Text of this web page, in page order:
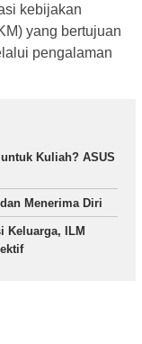
kebijakan
yang bertujuan
pengalaman
Kuliah? ASUS
Menerima Diri
Keluarga, ILM